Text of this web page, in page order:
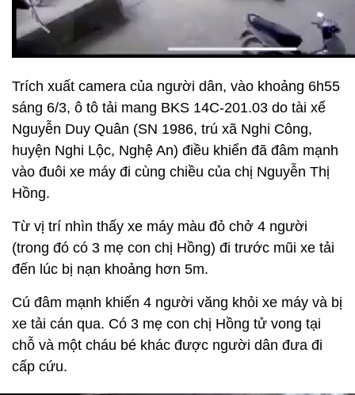
Trích xuất camera của người dân, vào khoảng 6h55
sáng 6/3, ô tô tải mang BKS 14C-201.03 do tài xế
Nguyễn Duy Quân (SN 1986, trú xã Nghi Công,
huyện Nghi Lộc, Nghệ An) điều khiển đã đâm mạnh
vào đuôi xe máy đi cùng chiều của chị Nguyễn Thị
Hồng.
Từ vị trí nhìn thấy xe máy màu đỏ chở 4 người
(trong đó có 3 mẹ con chị Hồng) đi trước mũi xe tải
đến lúc bị nạn khoảng hơn 5m.
Cú đâm mạnh khiến 4 người văng khỏi xe máy và bị
xe tải cán qua. Có 3 mẹ con chị Hồng tử vong tại
chỗ và một cháu bé khác được người dân đưa đi
cấp cứu.